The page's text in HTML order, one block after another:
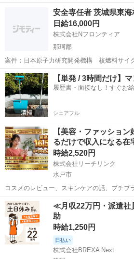
務の経験者を募集しています。 火力発電所
関係などで安全業務の経験者を募集します。
その他 業務
安全専任者 茨城県東海
日給16,000円
株式会社Nフロンティア
那珂郡
案件：日本原子力研究開発機構 核燃料サイ
業務 就業場所：茨城県那珂郡東海村照沼 仕事内容は安全に関わる業務
で安全パトロール、入構書類の確認、その他
す。 現場経験ある方 単価：1...
茨城 那珂郡 その他 業務
【単発 / 3時間だけ】
履歴書・面接なし！すぐお
シェアフル
【美容・ファッショ
るだけで収入になる
時給2,520円
株式会社リーチリンク
水戸市
コスメのレビュー、スキンケアの話、プチプ
紹介——そのおしゃべり、収入になります。
情熱を持つが、在宅ライブ配信で活躍してい
「コスメ紹介配信」「美容トーク配信」...
茨城 水戸市 その他 リスナー
≪月収22万円・派遣
助
時給1,250円
日払い
株式会社BREXA Next